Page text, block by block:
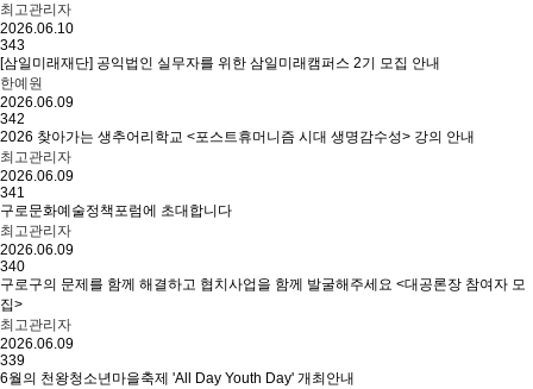
최고관리자
2026.06.10
343
[삼일미래재단] 공익법인 실무자를 위한 삼일미래캠퍼스 2기 모집 안내
한예원
2026.06.09
342
2026 찾아가는 생추어리학교 <포스트휴머니즘 시대 생명감수성> 강의 안내
최고관리자
2026.06.09
341
구로문화예술정책포럼에 초대합니다
최고관리자
2026.06.09
340
구로구의 문제를 함께 해결하고 협치사업을 함께 발굴해주세요 <대공론장 참여자 모
집>
최고관리자
2026.06.09
339
6월의 천왕청소년마을축제 'All Day Youth Day' 개최안내